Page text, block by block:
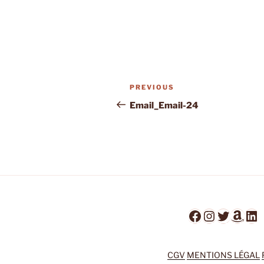
Post
navigation
Previous
Post
PREVIOUS
Email_Email-24
Facebook
Instagram
Twitter
CGV MENTIONS LÉGAL